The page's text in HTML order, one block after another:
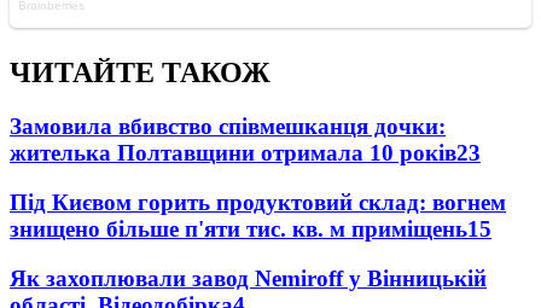
ЧИТАЙТЕ ТАКОЖ
Замовила вбивство співмешканця дочки:
жителька Полтавщини отримала 10 років23
Під Києвом горить продуктовий склад: вогнем
знищено більше п'яти тис. кв. м приміщень15
Як захоплювали завод Nemiroff у Вінницькій